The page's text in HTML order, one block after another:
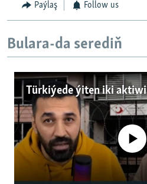
Paýlaş Follow us
Bulara-da serediň
Türkiýede ýiten iki
No media source